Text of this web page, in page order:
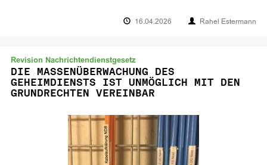
16.04.2026 Rahel Estermann
Revision Nachrichtendienstgesetz
DIE MASSENÜBERWACHUNG DES
GEHEIMDIENSTS IST UNMÖGLICH MIT DEN
GRUNDRECHTEN VEREINBAR